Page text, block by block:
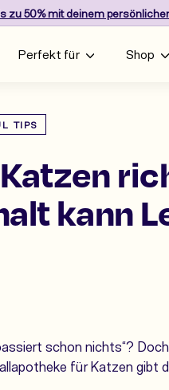
Diashow
zu 50%mit deinem
Perfekt für Shop
TIPS
kann
schon nichts“?
für Katzen gibt